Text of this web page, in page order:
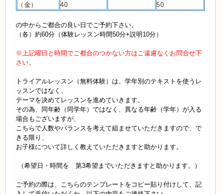
（金）
40
50
の中からご都合の良い日でご予約下さい。
（各）約60分（体験レッスン時間50分+説明 10分）
※上記曜日と時間でご都合のつかない方はご遠慮なくお問合せ下
さい。
トライアルレッスン（無料体験）は、学年別のテキストを使うレ
ッスンではなく、
テーマを決めてレッスンを進めていきます。
その為、同年齢（同学年）ではなく、異なる年齢（学年）が入る
場合もございますが、
こちらで人数やバランスを考えて組ませていただきますので、で
きる限り、
お子様について詳しく教えていただきますと助かります。
（希望日・時間を 第3希望までいただきますと助かります。）
ご予約の際は、こちらのテンプレートをコピー貼り付けして、記